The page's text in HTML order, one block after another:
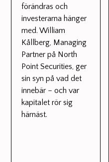
förändras och
investerarna hänger
med. William
Kållberg, Managing
Partner på North
Point Securities, ger
sin syn på vad det
innebär – och var
kapitalet rör sig
härnäst.